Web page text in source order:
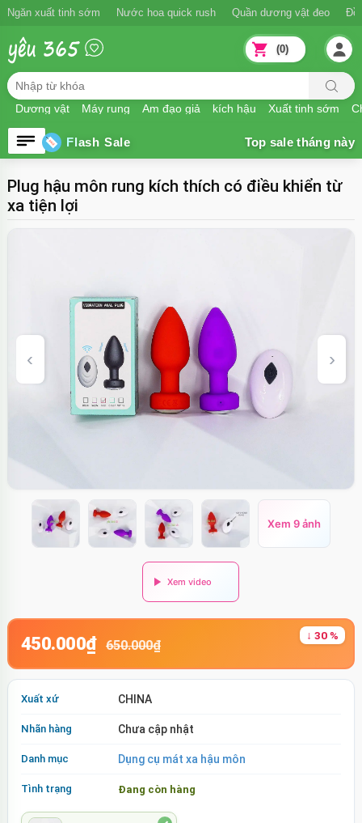
Ngăn xuất tinh sớm Nước hoa quick rush Quần dương vật đeo Đồ
Dương vật Máy rung Âm đạo giả kích hậu Xuất tinh sớm
(0)
Flash Sale
Plug hậu môn rung kích thích có điều khiển từ
xa tiện lợi
Xem 9 ảnh
450.000₫ 650.000₫
↓ 30 %
Xuất xứ CHINA
Nhãn hàng Chưa cập nhật
Danh mục Dụng cụ mát xa hậu môn
Tình trạng Đang còn hàng